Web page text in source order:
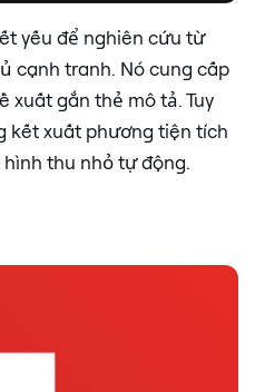
yếu để nghiên cứu từ
cạnh tranh. Nó cung cấp
xuất gắn thẻ mô tả. Tuy
kết xuất phương tiện tích
thu nhỏ tự động.